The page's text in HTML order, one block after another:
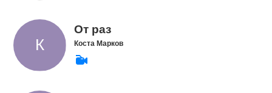
От раз
Коста Марков